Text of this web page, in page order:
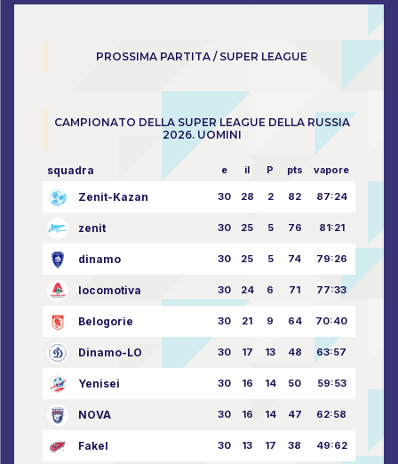
PROSSIMA PARTITA / SUPER LEAGUE
CAMPIONATO DELLA SUPER LEAGUE DELLA RUSSIA
2026. UOMINI
squadra e il P pts vapore
Zenit-Kazan 30 28 2 82 87:24
zenit 30 25 5 76 81:21
dinamo 30 25 5 74 79:26
locomotiva 30 24 6 71 77:33
Belogorie 30 21 9 64 70:40
Dinamo-LO 30 17 13 48 63:57
Yenisei 30 16 14 50 59:53
NOVA 30 16 14 47 62:58
Fakel 30 13 17 38 49:62